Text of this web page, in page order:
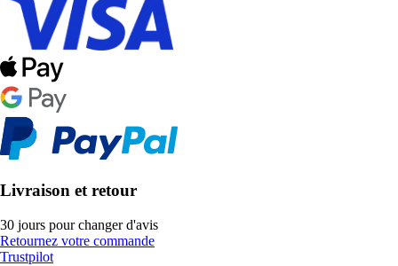
Livraison et retour
30 jours pour changer d'avis
Retournez votre commande
Trustpilot